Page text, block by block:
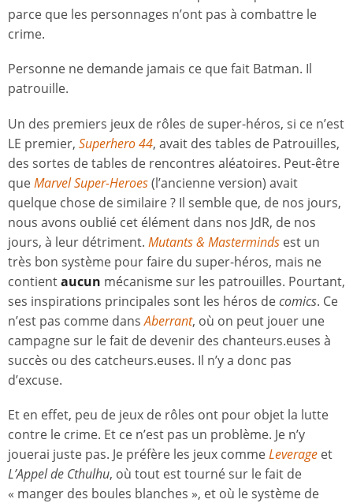
parce que les personnages n’ont pas à combattre le
crime.
Personne ne demande jamais ce que fait Batman. Il
patrouille.
Un des premiers jeux de rôles de super-héros, si ce n’est
LE premier, Superhero 44, avait des tables de Patrouilles,
des sortes de tables de rencontres aléatoires. Peut-être
queMarvel Super-Heroes(l’ancienne version) avait
quelque chose de similaire ? Il semble que, de nos jours,
nous avons oublié cet élément dans nos JdR, de nos
jours, à leur détriment. Mutants & Masterminds est un
très bon système pour faire du super-héros, mais ne
contientaucun mécanisme sur les patrouilles. Pourtant,
ses inspirations principales sont les héros decomics. Ce
n’est pas comme dansAberrant, où on peut jouer une
campagne sur le fait de devenir des chanteurs.euses à
succès ou des catcheurs.euses. Il n’y a donc pas
d’excuse.
Et en effet, peu de jeux de rôles ont pour objet la lutte
contre le crime. Et ce n’est pas un problème. Je n’y
jouerai juste pas. Je préfère les jeux commeLeverage et
L’Appel de Cthulhu, où tout est tourné sur le fait de
« manger des boules blanches », et où le système de